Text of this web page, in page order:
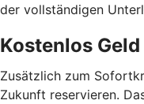
der vollständigen
Kostenlos
Zusätzlich zum
Zukunft reservieren.